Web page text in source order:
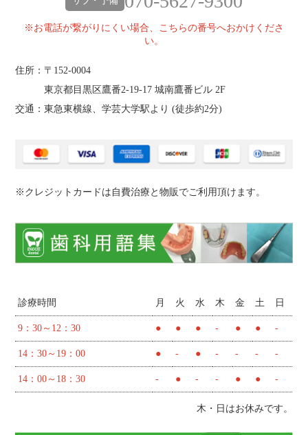
※お電話が繋がりにくい場合、こちらの番号へおかけくださ
い。
住所：〒152-0004
東京都目黒区鷹番2‐19‐17 城南鷹番ビル 2F
交通：東急東横線、学芸大学駅より (徒歩約2分)
※クレジットカードは自費治療と物販でご利用頂けます。
診療時間 月 火 水 木 金 土 日
9：30～12：30 ● ● ● - ● ● -
14：30～19：00 ● - ● - - - -
14：00～18：30 - ● - - ● ● -
木・日はお休みです。